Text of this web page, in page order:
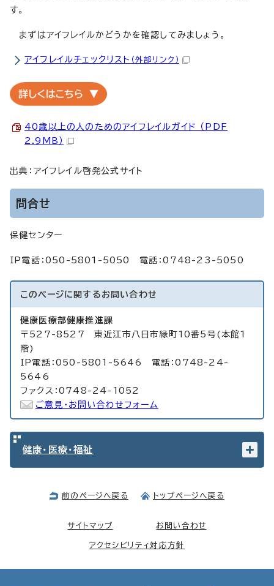
す。
まずはアイフレイルかどうかを確認してみましょう。
アイフレイルチェックリスト （外部リンク）
40歳以上の人のためのアイフレイルガイド （PDF
2.9MB）
出典：アイフレイル啓発公式サイト
問合せ
保健センター
IP電話：050-5801-5050 電話：0748-23-5050
このページに関する お問い合わせ
健康医療部健康推進課
〒527-8527 東近江市八日市緑町10番5号(本館1
階)
IP電話：050-5801-5646 電話：0748-24-
5646
ファクス：0748-24-1052
ご意見・お問い合わせフォーム
健康・医療・福祉
前のページへ戻る トップページへ戻る
サイトマップ お問い合わせ
アクセシビリティ対応方針